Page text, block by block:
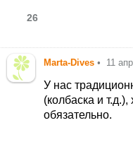
26
Marta-Dives • 11
У нас
(колбаска и
обязательно.